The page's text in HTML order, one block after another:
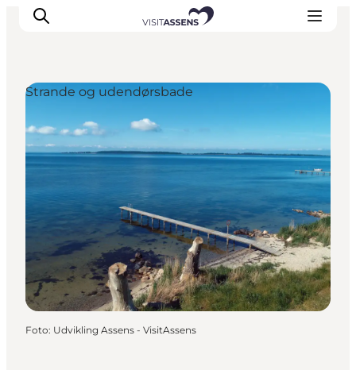
Overnatning
Oplevelser
Det sker
Åbningstider
Strande og udendørsbade
Foto: Udvikling Assens - VisitAssens